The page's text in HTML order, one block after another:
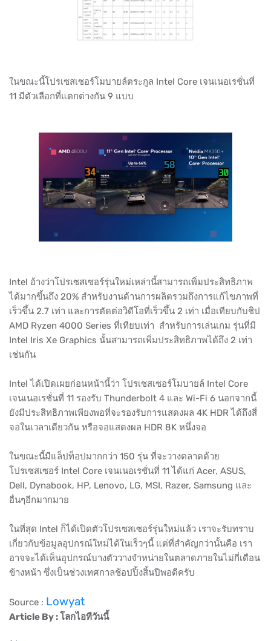
ในขณะนี้โปรเซสเซอร์โมบายล์ตระกูล Intel Core เจนเนอเรชั่นที่
11 มีตัวเลือกที่แตกต่างกัน 9 แบบ
Intel อ้างว่าโปรเซสเซอร์รุ่นใหม่เหล่านี้สามารถเพิ่มประสิทธิภาพ
ได้มากขึ้นถึง 20% สำหรับงานด้านการผลิตรวมถึงการแก้ไขภาพที่
เร็วขึ้น 2.7 เท่า และการตัดต่อวิดีโอที่เร็วขึ้น 2 เท่า เมื่อเทียบกับชิป
AMD Ryzen 4000 Series ที่เทียบเท่า สำหรับการเล่นเกม รุ่นที่มี
Intel Iris Xe Graphics นั้นสามารถเพิ่มประสิทธิภาพได้ถึง 2 เท่า
เช่นกัน
Intel ได้เปิดเผยก่อนหน้านี้ว่า โปรเซสเซอร์โมบายล์ Intel Core
เจนเนอเรชั่นที่ 11 รองรับ Thunderbolt 4 และ Wi-Fi 6 นอกจากนี้
ยังมีประสิทธิภาพเพียงพอที่จะรองรับการแสดงผล 4K HDR ได้ถึงสี่
จอในเวลาเดียวกัน หรือจอแสดงผล HDR 8K หนึ่งจอ
ในขณะนี้มีแล็ปท็อปมากกว่า 150 รุ่น ที่จะวางตลาดด้วย
โปรเซสเซอร์ Intel Core เจนเนอเรชั่นที่ 11 ได้แก่ Acer, ASUS,
Dell, Dynabook, HP, Lenovo, LG, MSI, Razer, Samsung และ
อื่นๆอีกมากมาย
ในที่สุด Intel ก็ได้เปิดตัวโปรเซสเซอร์รุ่นใหม่แล้ว เราจะรับทราบ
เกี่ยวกับข้อมูลอุปกรณ์ใหม่ได้ในเร็วๆนี้ แต่ที่สำคัญกว่านั้นคือ เรา
อาจจะได้เห็นอุปกรณ์บางตัววางจำหน่ายในตลาดภายในไม่กี่เดือน
ข้างหน้า ซึ่งเป็นช่วงเทศกาลช้อปปิ้งสิ้นปีพอดีครับ
Source : Lowyat
Article By : โลกไอทีวันนี้